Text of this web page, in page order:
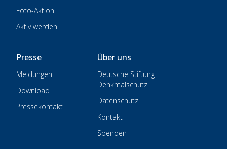
Foto-Aktion
Aktiv werden
Presse
Meldungen
Download
Pressekontakt
Über uns
Deutsche Stiftung
Denkmalschutz
Datenschutz
Kontakt
Spenden